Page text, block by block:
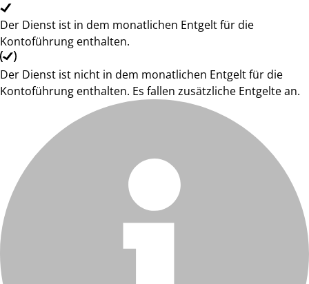
Der Dienst ist in dem monatlichen Entgelt für die
Kontoführung enthalten.
Der Dienst ist nicht in dem monatlichen Entgelt für die
Kontoführung enthalten. Es fallen zusätzliche Entgelte an.